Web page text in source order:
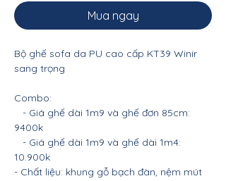
Mua ngay
Bộ ghế sofa da PU cao cấp KT39 Winir
sang trọng
Combo:
- Giá ghế dài 1m9 và ghế đơn 85cm:
9400k
- Giá ghế dài 1m9 và ghế dài 1m4:
10.900k
- Chất liệu: khung gỗ bạch đàn, nệm mút